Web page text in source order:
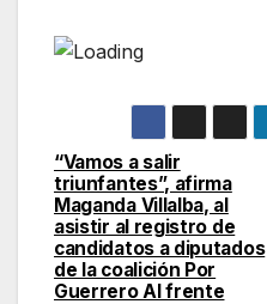
Navegación
de
entradas
“Vamos a salir
triunfantes”, afirma
Maganda Villalba, al
asistir al registro de
candidatos a diputados
de la coalición Por
Guerrero Al frente